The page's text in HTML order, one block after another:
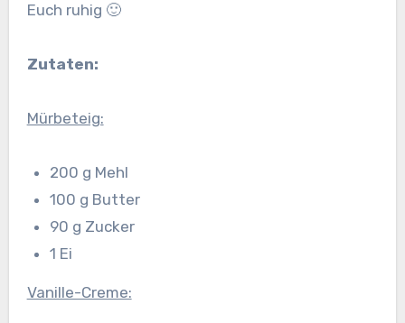
Euch ruhig 🙂
Zutaten:
Mürbeteig:
200 g Mehl
100 g Butter
90 g Zucker
1 Ei
Vanille-Creme: